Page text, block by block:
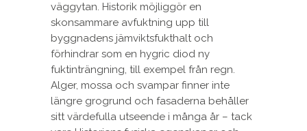
väggytan. Historik möjliggör en
skonsammare avfuktning upp till
byggnadens jämviktsfukthalt och
förhindrar som en hygric diod ny
fuktinträngning, till exempel från regn.
Alger, mossa och svampar finner inte
längre grogrund och fasaderna behåller
sitt värdefulla utseende i många år – tack